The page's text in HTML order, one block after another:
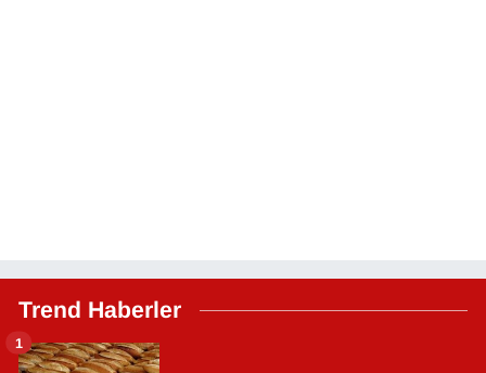
Trend Haberler
1